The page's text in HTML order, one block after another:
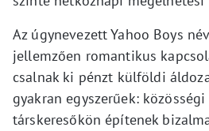
Az úgynevezett Yahoo Boys
jellemzően romantikus
csalnak ki pénzt külföldi
gyakran egyszerűek:
társkeresőkön építenek